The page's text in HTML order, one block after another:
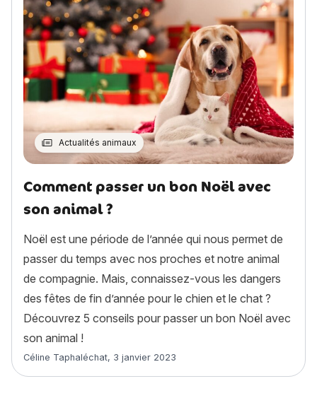
Actualités animaux
Comment passer un bon Noël avec
son animal ?
Noël est une période de l’année qui nous permet de
passer du temps avec nos proches et notre animal
de compagnie. Mais, connaissez-vous les dangers
des fêtes de fin d’année pour le chien et le chat ?
Découvrez 5 conseils pour passer un bon Noël avec
son animal !
Article rédigé par
Céline Taphaléchat, 3 janvier 2023